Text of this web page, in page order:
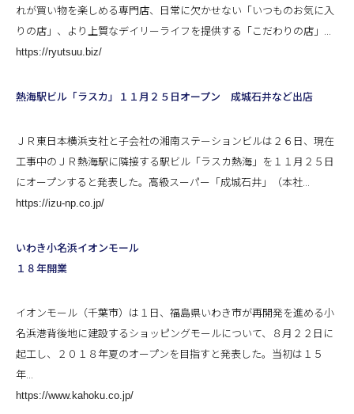
れが買い物を楽しめる専門店、日常に欠かせない「いつものお気に入
りの店」、より上質なデイリーライフを提供する「こだわりの店」...
https://ryutsuu.biz/
熱海駅ビル「ラスカ」１１月２５日オープン 成城石井など出店
ＪＲ東日本横浜支社と子会社の湘南ステーションビルは２６日、現在
工事中のＪＲ熱海駅に隣接する駅ビル「ラスカ熱海」を１１月２５日
にオープンすると発表した。高級スーパー「成城石井」（本社...
https://izu-np.co.jp/
いわき小名浜イオンモール
１８年開業
イオンモール（千葉市）は１日、福島県いわき市が再開発を進める小
名浜港背後地に建設するショッピングモールについて、８月２２日に
起工し、２０１８年夏のオープンを目指すと発表した。当初は１５
年...
https://www.kahoku.co.jp/